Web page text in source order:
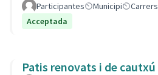
Participantes Municipi
Acceptada
Patis renovats i de cautxú